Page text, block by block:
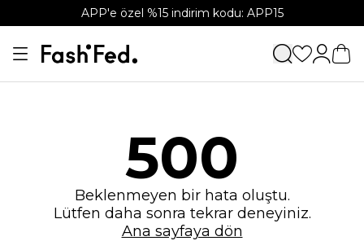
APP'e özel %15 indirim kodu: APP15
500
Beklenmeyen bir hata oluştu.
Lütfen daha sonra tekrar deneyiniz.
Ana sayfaya dön